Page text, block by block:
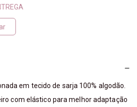
em tecido de sarja 100% algodão.
com elástico para melhor adaptação